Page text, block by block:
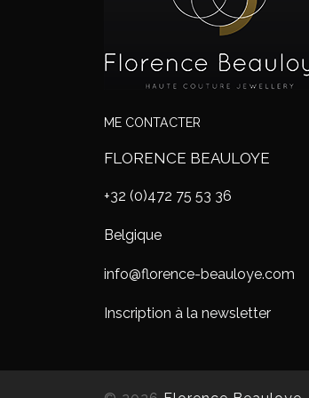
ME CONTACTER
FLORENCE BEAULOYE
+32 (0)472 75 53 36
Belgique
info@florence-beauloye.com
Inscription à la newsletter